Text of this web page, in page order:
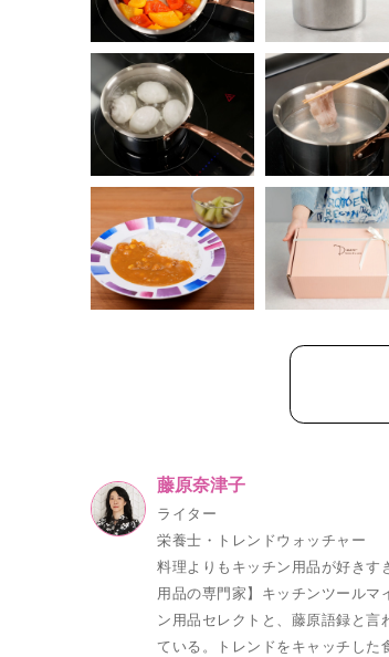
藤原奈津子
ライター
栄養士・トレンドウォッチャー
料理よりもキッチン用品が好きす
用品の専門家】キッチンツール
ン用品セレクトと、藤原語録と
ている。トレンドをキャッチした